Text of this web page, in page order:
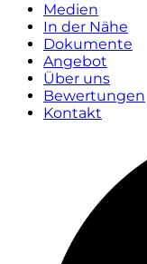
Medien
In der Nähe
Dokumente
Angebot
Über uns
Bewertungen
Kontakt